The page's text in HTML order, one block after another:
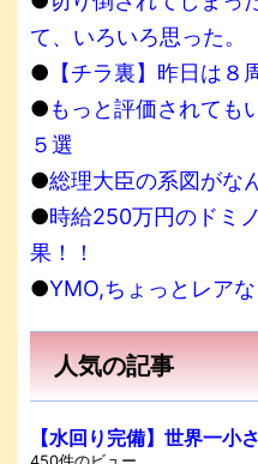
て、いろいろ思った。
● 【チラ裏】昨日は８
●もっと評価されて
５選
●総理大臣の系図がな
●時給250万円のドミ
果！！
●YMO,ちょっとレア
人気の記事
【水回り完備】世界一小